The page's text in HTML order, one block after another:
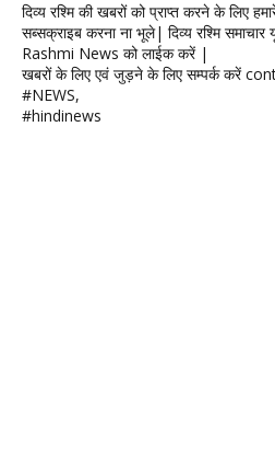
दिव्य रश्मि की खबरों को प्राप्त करने के लिए
सब्सक्राइब करना ना भूले| दिव्य रश्मि
Rashmi News को लाईक करें |
खबरों के लिए एवं जुड़ने के लिए सम्पर्क करें
#NEWS,
#hindinews